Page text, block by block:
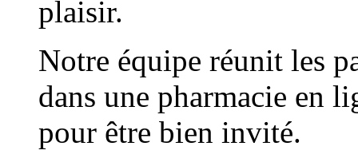
plaisir.
Notre équipe réunit les
dans une pharmacie en
pour être bien invité.